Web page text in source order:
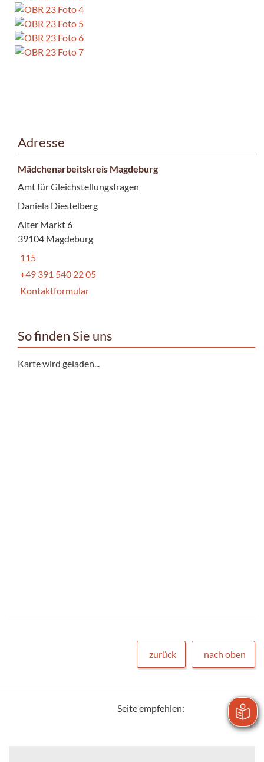
Adresse
Mädchenarbeitskreis Magdeburg
Amt für Gleichstellungsfragen
Daniela Diestelberg
Alter Markt 6
39104 Magdeburg
115
+49 391 540 22 05
Kontaktformular
So finden Sie uns
Karte wird geladen...
zurück nach oben
Seite empfehlen: